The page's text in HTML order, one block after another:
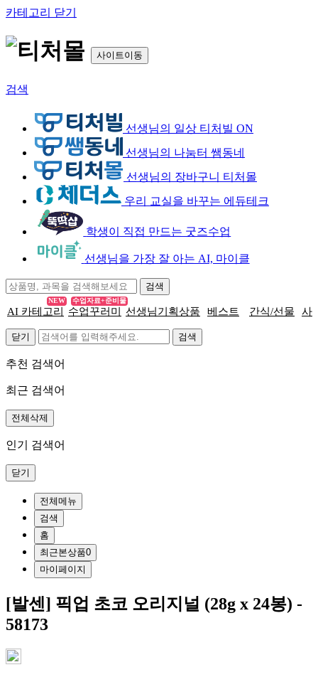
카테고리 닫기
사이트이동
검색
선생님의 일상 티처빌 ON
선생님의 나눔터 쌤동네
선생님의 장바구니 티처몰
우리 교실을 바꾸는 에듀테크
학생이 직접 만드는 굿즈수업
선생님을 가장 잘 아는 AI, 마이클
AI 카테고리
NEW
수업꾸러미
수업자료+준비물
선생님기획상품 베스트 간식/선물 사
닫기
추천 검색어
최근 검색어
전체삭제
인기 검색어
닫기
전체메뉴
검색
홈
최근본상품0
마이페이지
[발센] 픽업 초코 오리지널 (28g x 24봉) -
58173